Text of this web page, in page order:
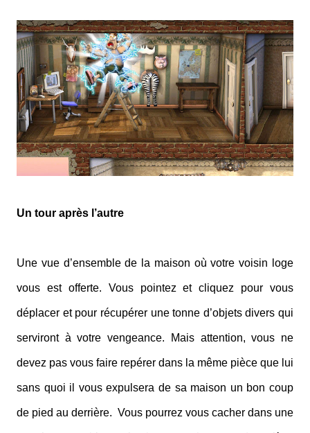
Un tour après l’autre
Une vue d’ensemble de la maison où votre voisin loge
vous est offerte. Vous pointez et cliquez pour vous
déplacer et pour récupérer une tonne d’objets divers qui
serviront à votre vengeance. Mais attention, vous ne
devez pas vous faire repérer dans la même pièce que lui
sans quoi il vous expulsera de sa maison un bon coup
de pied au derrière. Vous pourrez vous cacher dans une